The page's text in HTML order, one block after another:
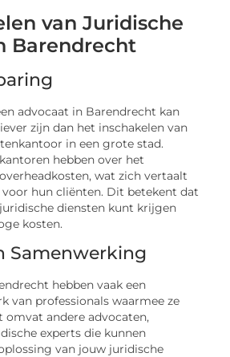
van Juridische
Barendrecht
advocaat in Barendrecht kan
zijn dan het inschakelen van
in een grote stad.
hebben over het
wat zich vertaalt
hun cliënten. Dit betekent dat
diensten kunt krijgen
kosten.
Samenwerking
hebben vaak een
van professionals waarmee ze
omvat andere advocaten,
experts die kunnen
van jouw juridische